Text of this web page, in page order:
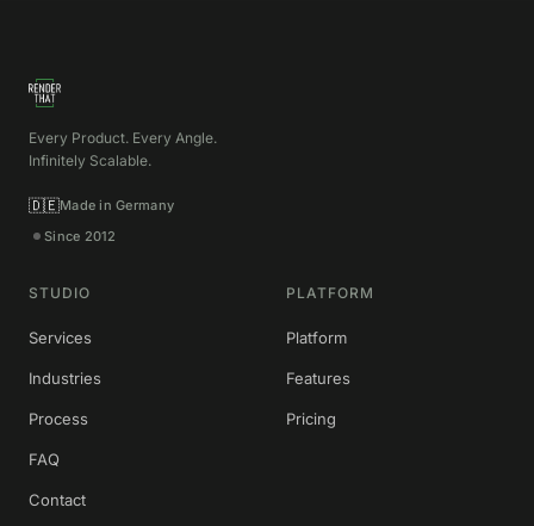
Every Product. Every Angle.
Infinitely Scalable.
🇩🇪Made in Germany
Since 2012
STUDIO
Services
Industries
Process
FAQ
Contact
PLATFORM
Platform
Features
Pricing